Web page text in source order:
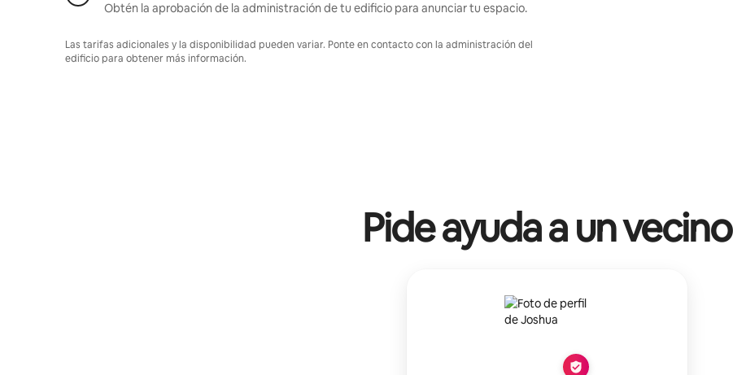
Obtén la aprobación de la administración de tu edificio para anunciar tu espacio.
Las tarifas adicionales y la disponibilidad pueden variar. Ponte en contacto con la administración del
edificio para obtener más información.
Pide ayuda a un vecino